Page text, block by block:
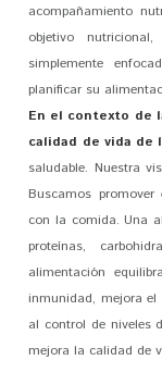
acompañamiento
objetivo
simplemente
planificar su
En el contexto de
calidad de vida de
saludable. Nuestra
Buscamos
con la comida. Una
proteínas,
alimentación
inmunidad, mejora
al control de niveles
mejora la calidad de